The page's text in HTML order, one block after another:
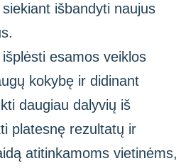
išbandyti naujus
esamos veiklos
kokybę ir didinant
daugiau dalyvių iš
platesnę rezultatų ir
atitinkamoms vietinėms,